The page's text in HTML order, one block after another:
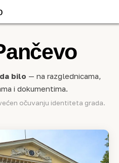
bilo — na razglednicama,
i dokumentima.
očuvanju identiteta grada.